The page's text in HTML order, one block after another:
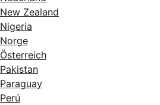
New Zealand
Nigeria
Norge
Österreich
Pakistan
Paraguay
Perú